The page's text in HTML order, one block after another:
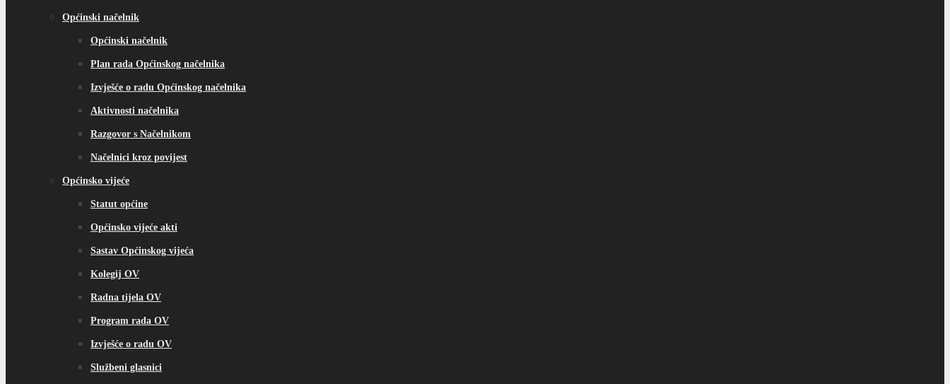
Općinski načelnik
Općinski načelnik
Plan rada Općinskog načelnika
Izvješće o radu Općinskog načelnika
Aktivnosti načelnika
Razgovor s Načelnikom
Načelnici kroz povijest
Općinsko vijeće
Statut općine
Općinsko vijeće akti
Sastav Općinskog vijeća
Kolegij OV
Radna tijela OV
Program rada OV
Izvješće o radu OV
Službeni glasnici